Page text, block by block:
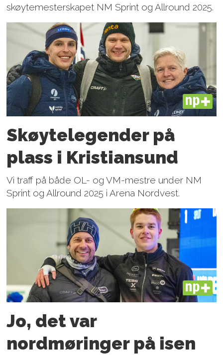
skøytemesterskapet NM Sprint og Allround 2025.
PLUS
Skøytelegender på
plass i Kristiansund
Vi traff på både OL- og VM-mestre under NM
Sprint og Allround 2025 i Arena Nordvest.
PLUS
Jo, det var
nordmøringer på isen